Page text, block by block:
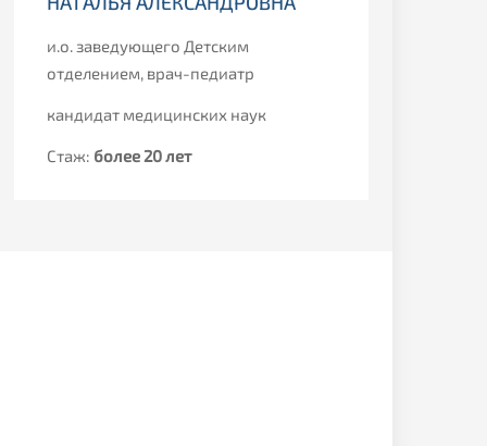
и.о. заведующего Детским
отделением, врач-педиатр
кандидат медицинских наук
Стаж: более 20 лет